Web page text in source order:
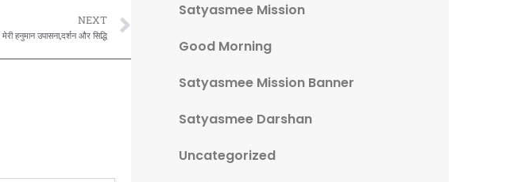
NEXT
मेरी हनुमान उपासना,दर्शन और सिद्धि
Satyasmee Mission
Good Morning
Satyasmee Mission Banner
Satyasmee Darshan
Uncategorized